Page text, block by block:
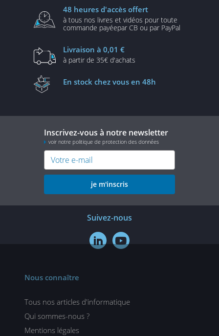
48 heures d'accès offert
à tous nos livres et vidéos pour toute
commande payéepar CB ou par PayPal
Livraison à 0,01 €
à partir de 35€ d'achats
En stock chez vous en 48h
Inscrivez-vous à notre newsletter
voir notre politique de protection des données
je m'inscris
Suivez-nous
 
Nous connaître
Tous nos articles d'informatique
Qui sommes-nous ?
Mentions légales